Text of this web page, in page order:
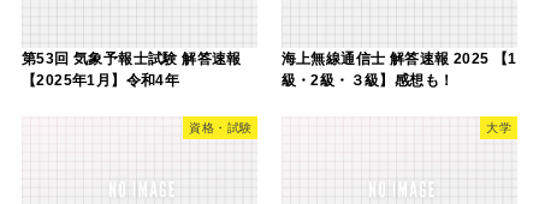
第53回 気象予報士試験 解答速報
【2025年1月】令和4年
海上無線通信士 解答速報 2025 【1
級・2級・３級】感想も！
資格・試験 大学